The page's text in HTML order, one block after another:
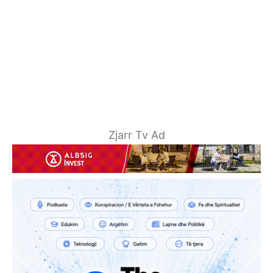
Zjarr Tv Ad